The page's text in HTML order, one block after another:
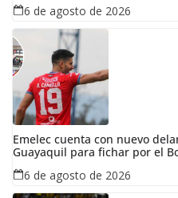
6 de agosto de 2026
Emelec cuenta con nuevo
Guayaquil para fichar por el
6 de agosto de 2026